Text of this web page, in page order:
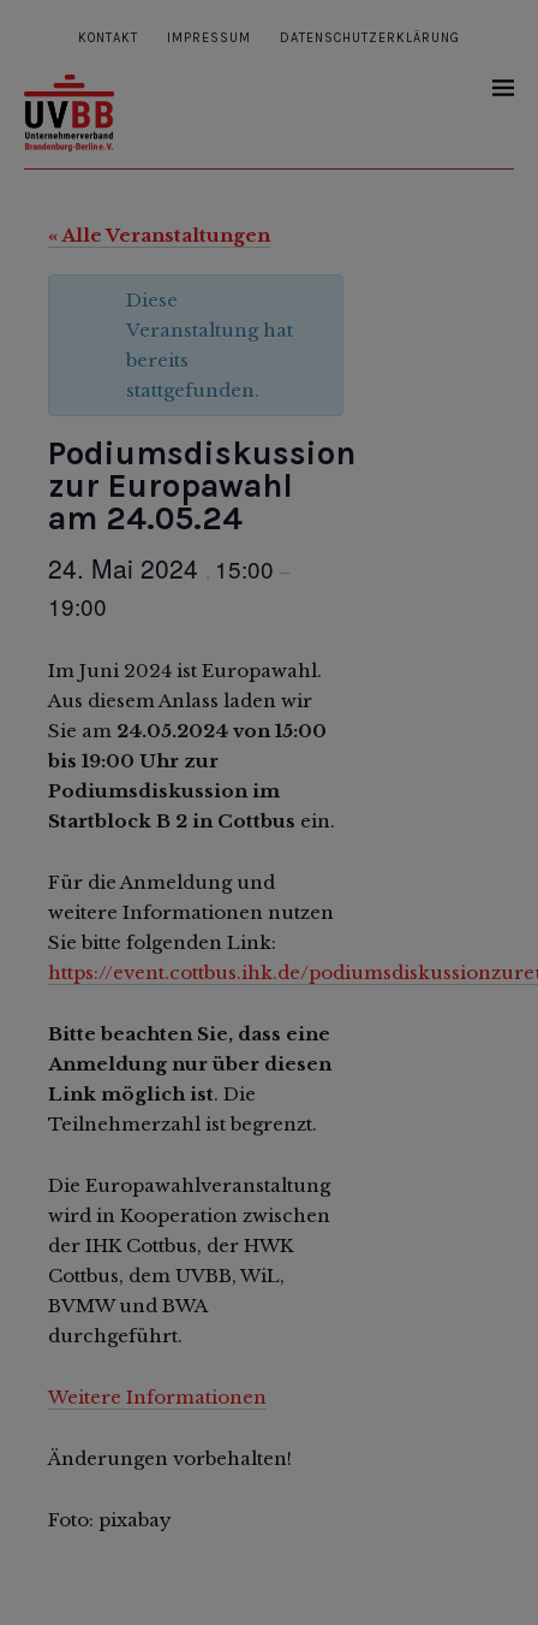
KONTAKT IMPRESSUM DATENSCHUTZERKLÄRUNG
« Alle Veranstaltungen
Diese
Veranstaltung hat
bereits
stattgefunden.
Podiumsdiskussion
zur Europawahl
am 24.05.24
24. Mai 2024 , 15:00 –
19:00
Im Juni 2024 ist Europawahl.
Aus diesem Anlass laden wir
Sie am 24.05.2024 von 15:00
bis 19:00 Uhr zur
Podiumsdiskussion im
Startblock B 2 in Cottbus ein.
Für die Anmeldung und
weitere Informationen nutzen
Sie bitte folgenden Link:
https://event.cottbus.ihk.de/
Bitte beachten Sie, dass eine
Anmeldung nur über diesen
Link möglich ist. Die
Teilnehmerzahl ist begrenzt.
Die Europawahlveranstaltung
wird in Kooperation zwischen
der IHK Cottbus, der HWK
Cottbus, dem UVBB, WiL,
BVMW und BWA
durchgeführt.
Weitere Informationen
Änderungen vorbehalten!
Foto: pixabay